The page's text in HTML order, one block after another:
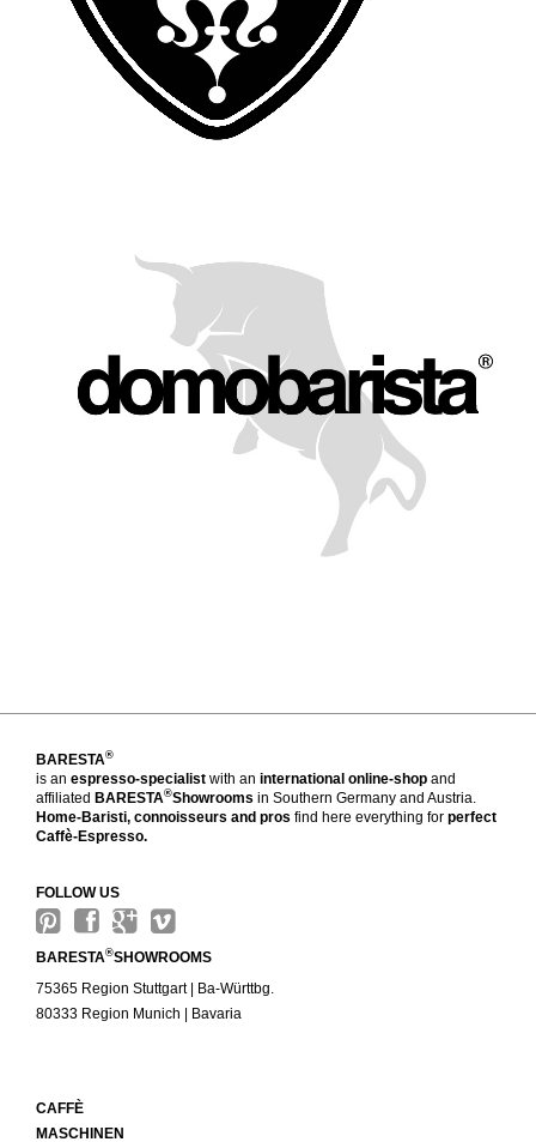
BARESTA®
is an espresso-specialist with an international online-shop and
affiliated BARESTA®Showrooms in Southern Germany and Austria.
Home-Baristi, connoisseurs and pros find here everything for perfect
Caffè-Espresso.
FOLLOW US
BARESTA®SHOWROOMS
75365 Region Stuttgart | Ba-Württbg.
80333 Region Munich | Bavaria
CAFFÈ
MASCHINEN